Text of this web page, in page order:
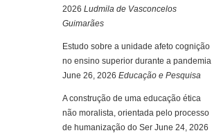
2026 Ludmila de Vasconcelos
Guimarães
Estudo sobre a unidade afeto cognição
no ensino superior durante a pandemia
June 26, 2026 Educação e Pesquisa
A construção de uma educação ética
não moralista, orientada pelo processo
de humanização do Ser June 24, 2026